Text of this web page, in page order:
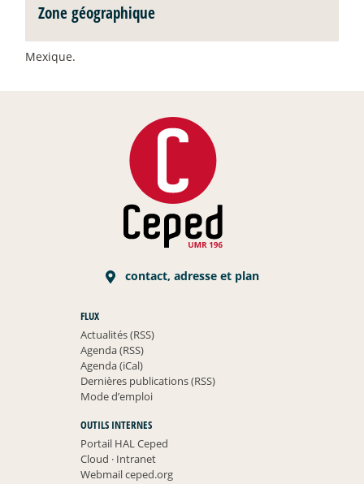
Zone géographique
Mexique.
contact, adresse et plan
FLUX
Actualités (RSS)
Agenda (RSS)
Agenda (iCal)
Dernières publications (RSS)
Mode d’emploi
OUTILS INTERNES
Portail HAL Ceped
Cloud ·Intranet
Webmail ceped.org